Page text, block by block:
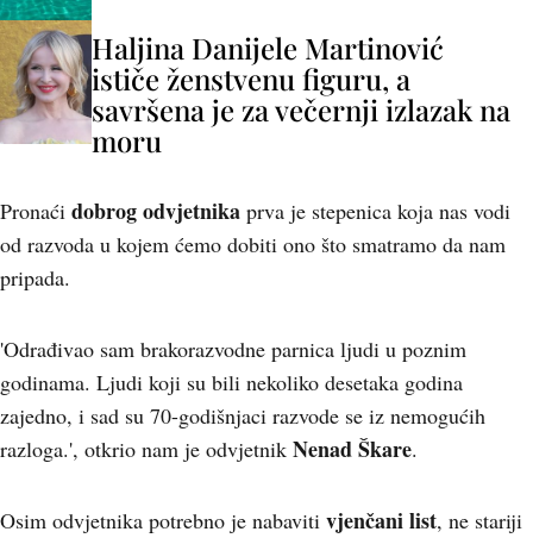
Haljina Danijele Martinović
ističe ženstvenu figuru, a
savršena je za večernji izlazak na
moru
Pronaći dobrog odvjetnika prva je stepenica koja nas vodi
od razvoda u kojem ćemo dobiti ono što smatramo da nam
pripada.
'Odrađivao sam brakorazvodne parnica ljudi u poznim
godinama. Ljudi koji su bili nekoliko desetaka godina
zajedno, i sad su 70-godišnjaci razvode se iz nemogućih
razloga.', otkrio nam je odvjetnik Nenad Škare.
Osim odvjetnika potrebno je nabaviti vjenčani list, ne stariji